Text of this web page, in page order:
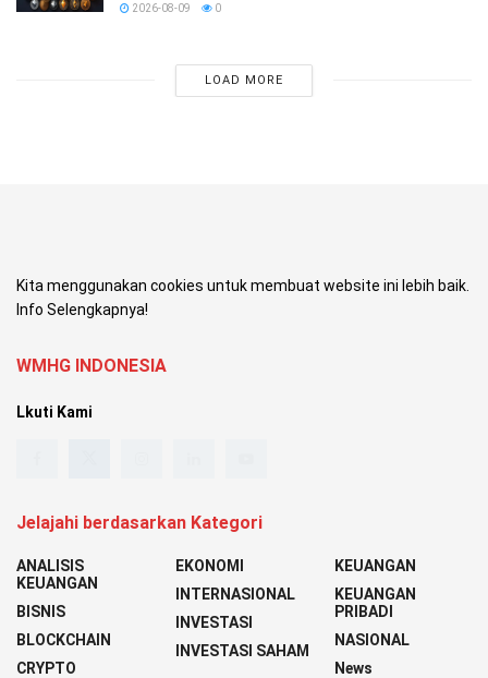
2026-08-09 0
LOAD MORE
Kita menggunakan cookies untuk membuat website ini lebih baik.
Info Selengkapnya!
WMHG INDONESIA
Lkuti Kami
Jelajahi berdasarkan Kategori
ANALISIS
KEUANGAN
BISNIS
BLOCKCHAIN
CRYPTO
EKONOMI
INTERNASIONAL
INVESTASI
INVESTASI SAHAM
KEUANGAN
KEUANGAN
PRIBADI
NASIONAL
News